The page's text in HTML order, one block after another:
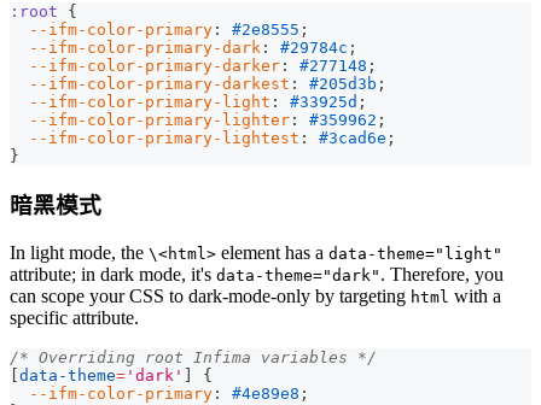
:root
{
--ifm-color-primary : #2e8555 ;
--ifm-color-primary-dark : #29784c ;
--ifm-color-primary-darker : #277148 ;
--ifm-color-primary-darkest : #205d3b ;
--ifm-color-primary-light : #33925d ;
--ifm-color-primary-lighter : #359962 ;
--ifm-color-primary-lightest : #3cad6e ;
}
暗黑模式
In light mode, the \<html> element has a data-theme="light"
attribute; in dark mode, it's data-theme="dark" . Therefore, you
can scope your CSS to dark-mode-only by targeting html with a
specific attribute.
/* Overriding root Infima variables */
data-theme= 'dark'
{
--ifm-color-primary : #4e89e8 ;